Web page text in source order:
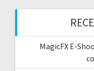
MagicFX E-